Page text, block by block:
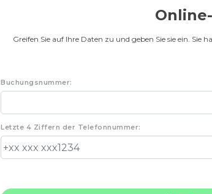
Greifen Sie auf Ihre Daten zu und geben Sie sie ein. Sie
Buchungsnummer:
Letzte 4 Ziffern der Telefonnummer: